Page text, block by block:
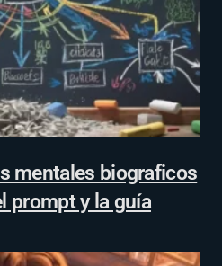
mentales biograficos
prompt y la guía